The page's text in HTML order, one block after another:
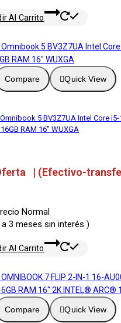
Al Carrito
Compare Quick View
Omnibook 5 BV3Z7UA Intel Core i5-
RAM 16″ WUXGA
| (Efectivo-
Normal
3 meses sin interés )
Al Carrito
Compare Quick View